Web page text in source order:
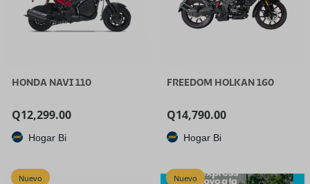
HONDA NAVI 110
Q12,299.00
Hogar Bi
FREEDOM HOLKAN 160
Q14,790.00
Hogar Bi
Nuevo Nuevo